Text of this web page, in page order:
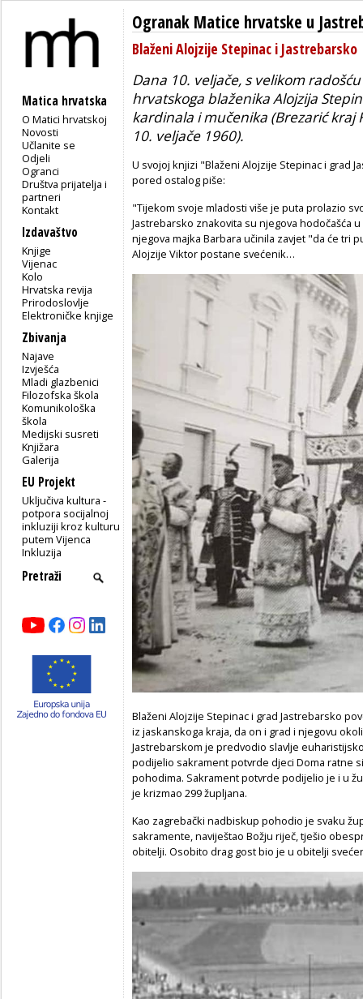
Matica hrvatska
O Matici hrvatskoj
Novosti
Učlanite se
Odjeli
Ogranci
Društva prijatelja i
partneri
Kontakt
Izdavaštvo
Knjige
Vijenac
Kolo
Hrvatska revija
Prirodoslovlje
Elektroničke knjige
Zbivanja
Najave
Izvješća
Mladi glazbenici
Filozofska škola
Komunikološka
škola
Medijski susreti
Knjižara
Galerija
EU Projekt
Uključiva kultura -
potpora socijalnoj
inkluziji kroz kulturu
putem Vijenca
Inkluzija
Ogranak Matice hrvatske u
Blaženi Alojzije Stepinac i Jastrebarsko
Dana 10. veljače, s velikom
hrvatskoga blaženika Alojzija
kardinala i mučenika (Brezarić kraj
10. veljače 1960).
U svojoj knjizi "Blaženi Alojzije Stepinac i grad
pored ostalog piše:
"Tijekom svoje mladosti više je puta prolazio
Jastrebarsko znakovita su njegova hodočašća
njegova majka Barbara učinila zavjet "da će tri
Alojzije Viktor postane svećenik…
Blaženi Alojzije Stepinac i grad Jastrebarsko
iz jaskanskoga kraja, da on i grad i njegovu
Jastrebarskom je predvodio slavlje
podijelio sakrament potvrde djeci Doma ratne
pohodima. Sakrament potvrde podijelio je i u
je krizmao 299 župljana.
Kao zagrebački nadbiskup pohodio je svaku
sakramente, naviještao Božju riječ, tješio
obitelji. Osobito drag gost bio je u obitelji